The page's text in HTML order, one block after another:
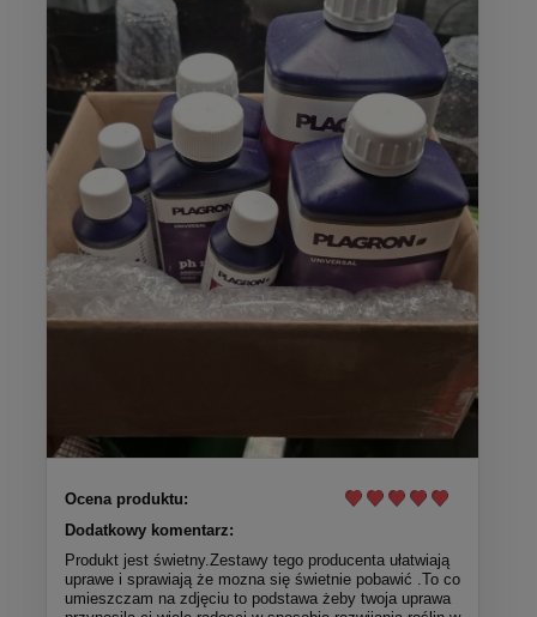
Ocena produktu:
Dodatkowy komentarz:
Produkt jest świetny.Zestawy tego producenta ułatwiają
uprawe i sprawiają że mozna się świetnie pobawić .To co
umieszczam na zdjęciu to podstawa żeby twoja uprawa